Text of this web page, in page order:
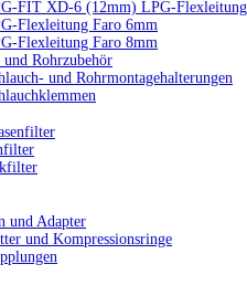
FIT XD-6 (12mm) LPG-Flexleitung
Flexleitung Faro 6mm
Flexleitung Faro 8mm
und Rohrzubehör
und Rohrmontagehalterungen
und Adapter
und Kompressionsringe